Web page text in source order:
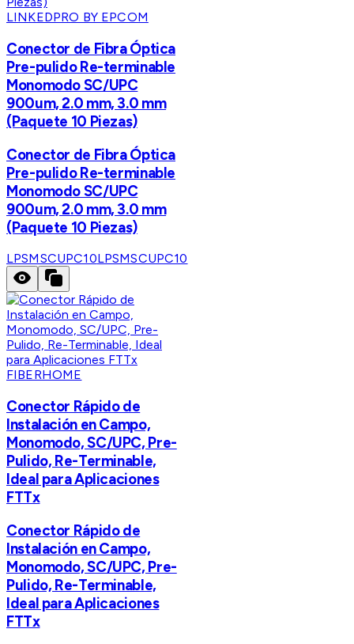
LINKEDPRO BY EPCOM
Conector de Fibra Óptica
Pre-pulido Re-terminable
Monomodo SC/UPC
900um, 2.0 mm, 3.0 mm
(Paquete 10 Piezas)
Conector de Fibra Óptica
Pre-pulido Re-terminable
Monomodo SC/UPC
900um, 2.0 mm, 3.0 mm
(Paquete 10 Piezas)
LPSMSCUPC10LPSMSCUPC10
FIBERHOME
Conector Rápido de
Instalación en Campo,
Monomodo, SC/UPC, Pre-
Pulido, Re-Terminable,
Ideal para Aplicaciones
FTTx
Conector Rápido de
Instalación en Campo,
Monomodo, SC/UPC, Pre-
Pulido, Re-Terminable,
Ideal para Aplicaciones
FTTx